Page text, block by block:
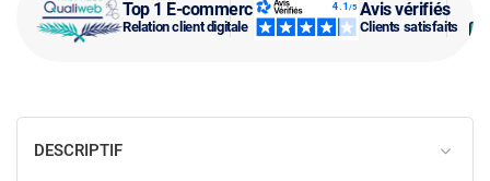
Top 1 E-commerce
Relation client digitale
Avis vérifiés
Clients satisfaits
DESCRIPTIF